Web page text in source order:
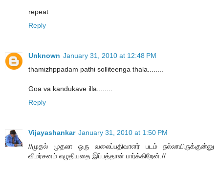
repeat
Reply
Unknown January 31, 2010 at 12:48 PM
thamizhppadam pathi solliteenga thala........
Goa va kandukave illa........
Reply
Vijayashankar January 31, 2010 at 1:50 PM
//முதல் முதலா ஒரு வலைப்பதிவாளர் படம் நல்லாயிருக்குன்னு
விமர்சனம் எழுதியதை இப்பத்தான் பார்க்கிறேன்.//